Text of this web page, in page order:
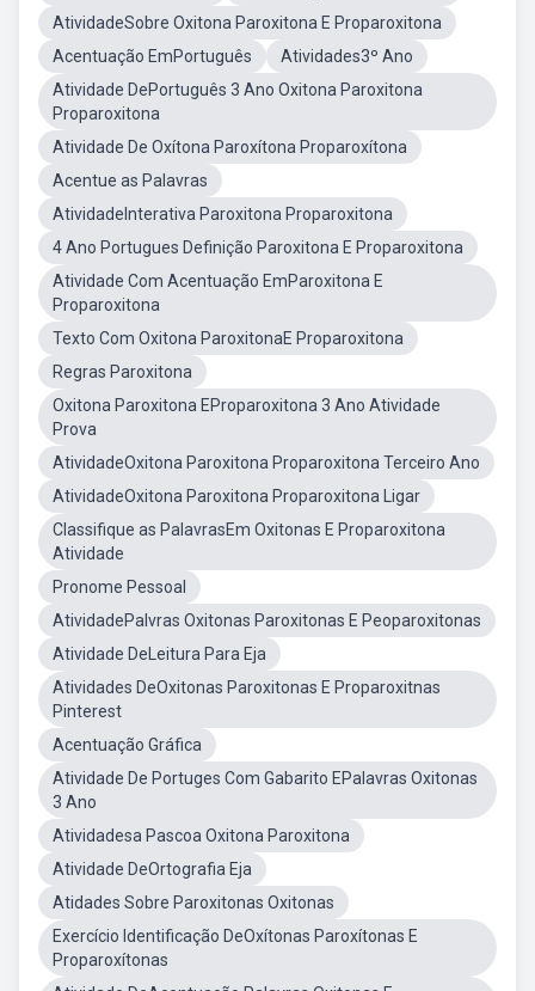
AtividadeSobre Oxitona Paroxitona E Proparoxitona
Acentuação EmPortuguês
Atividades3º Ano
Atividade DePortuguês 3 Ano Oxitona Paroxitona
Proparoxitona
Atividade De Oxítona Paroxítona Proparoxítona
Acentue as Palavras
AtividadeInterativa Paroxitona Proparoxitona
4 Ano Portugues Definição Paroxitona E Proparoxitona
Atividade Com Acentuação EmParoxitona E
Proparoxitona
Texto Com Oxitona ParoxitonaE Proparoxitona
Regras Paroxitona
Oxitona Paroxitona EProparoxitona 3 Ano Atividade
Prova
AtividadeOxitona Paroxitona Proparoxitona Terceiro Ano
AtividadeOxitona Paroxitona Proparoxitona Ligar
Classifique as PalavrasEm Oxitonas E Proparoxitona
Atividade
Pronome Pessoal
AtividadePalvras Oxitonas Paroxitonas E Peoparoxitonas
Atividade DeLeitura Para Eja
Atividades DeOxitonas Paroxitonas E Proparoxitnas
Pinterest
Acentuação Gráfica
Atividade De Portuges Com Gabarito EPalavras Oxitonas
3 Ano
Atividadesa Pascoa Oxitona Paroxitona
Atividade DeOrtografia Eja
Atidades Sobre Paroxitonas Oxitonas
Exercício Identificação DeOxítonas Paroxítonas E
Proparoxítonas